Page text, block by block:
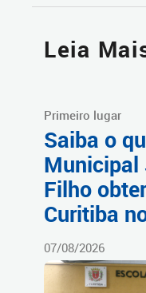
Leia
Primeiro lugar
Saiba o
Municipal
Filho
Curitiba
07/08/2026